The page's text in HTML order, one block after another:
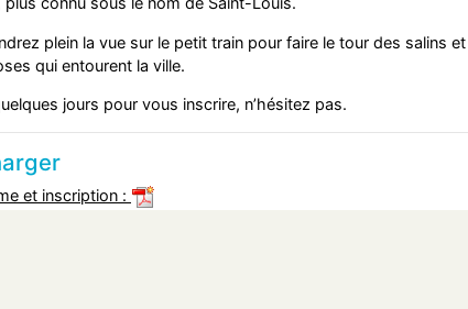
plein la vue sur le petit train pour faire le tour des salins et
qui entourent la ville.
jours pour vous inscrire, n’hésitez pas.
et inscription :